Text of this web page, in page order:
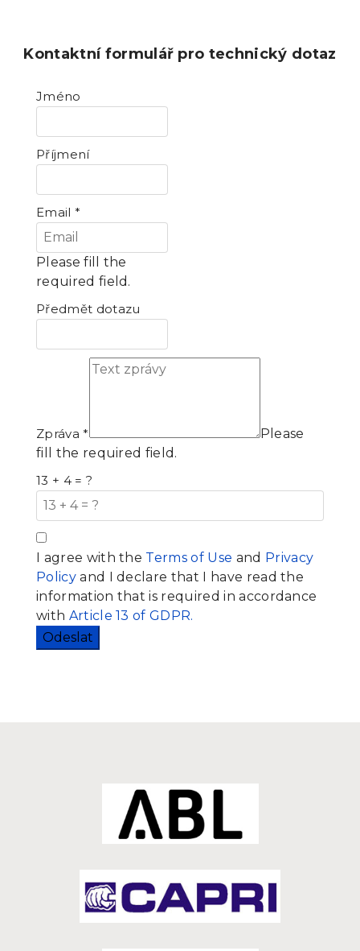
Kontaktní formulář pro technický dotaz
Jméno
Příjmení
Email *
Please fill the
required field.
Předmět dotazu
Zpráva *
Please
fill the required field.
13 + 4 = ?
I agree with the Terms of Use and Privacy
Policyand I declare that I have read the
information that is required in accordance
with Article 13 of GDPR.
Odeslat